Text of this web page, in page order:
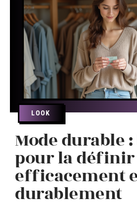
LOOK
Mode durable
pour la définir
efficacement
durablement